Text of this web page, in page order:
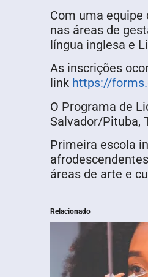
Com uma
nas áreas de
língua inglesa e
As inscrições
link https://
O Programa de
Salvador/Pituba,
Primeira escola
áreas de arte e
Relacionado